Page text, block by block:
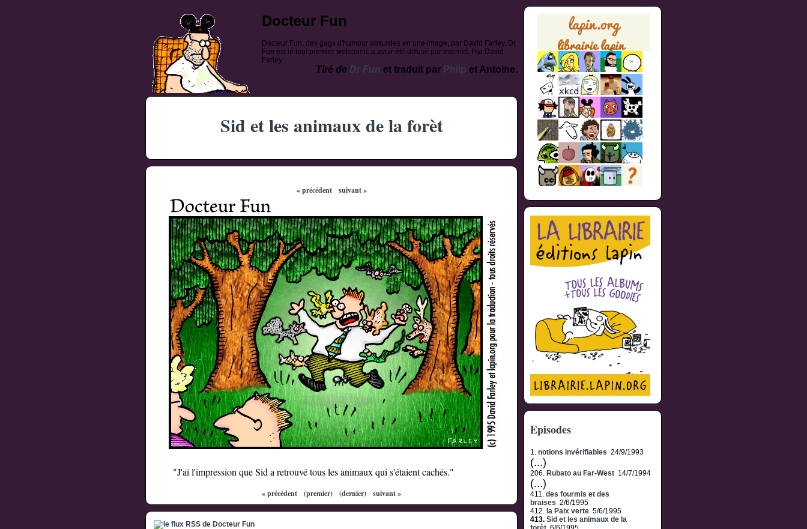
Docteur Fun
Docteur Fun, des gags d'humour absurdes en une image, par David Farley. Dr
Fun est le tout premier webcomic a avoir été diffusé par internet. Par David
Farley.
Tiré de Dr Fun et traduit par Phiip et Antoine.
Sid et les animaux de la forèt
« précédent suivant »
"J'ai l'impression que Sid a retrouvé tous les animaux qui s'étaient cachés."
« précédent (premier) (dernier) suivant »
Episodes
1. notions invérifiables 24/9/1993
(...)
206. Rubato au Far-West 14/7/1994
(...)
411. des fourmis et des
braises 2/6/1995
412. la Paix verte 5/6/1995
413. Sid et les animaux de la